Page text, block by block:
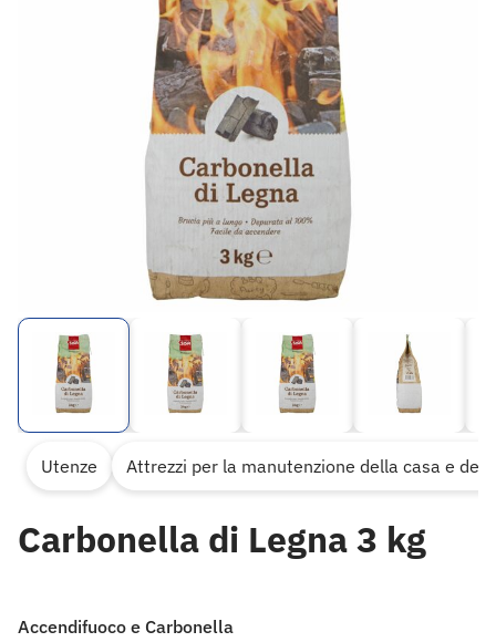
Utenze Attrezzi per la manutenzione della casa e del
Carbonella di Legna 3 kg
Accendifuoco e Carbonella